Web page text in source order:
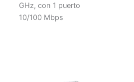
GHz, con 1 puerto
10/100 Mbps